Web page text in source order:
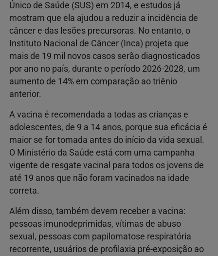
Único de Saúde (SUS) em 2014, e estudos já
mostram que ela ajudou a reduzir a incidência de
câncer e das lesões precursoras. No entanto, o
Instituto Nacional de Câncer (Inca) projeta que
mais de 19 mil novos casos serão diagnosticados
por ano no país, durante o período 2026-2028, um
aumento de 14% em comparação ao triênio
anterior.
A vacina é recomendada a todas as crianças e
adolescentes, de 9 a 14 anos, porque sua eficácia é
maior se for tomada antes do início da vida sexual.
O Ministério da Saúde está com uma campanha
vigente de resgate vacinal para todos os jovens de
até 19 anos que não foram vacinados na idade
correta.
Além disso, também devem receber a vacina:
pessoas imunodeprimidas, vítimas de abuso
sexual, pessoas com papilomatose respiratória
recorrente, usuários de profilaxia pré-exposição ao